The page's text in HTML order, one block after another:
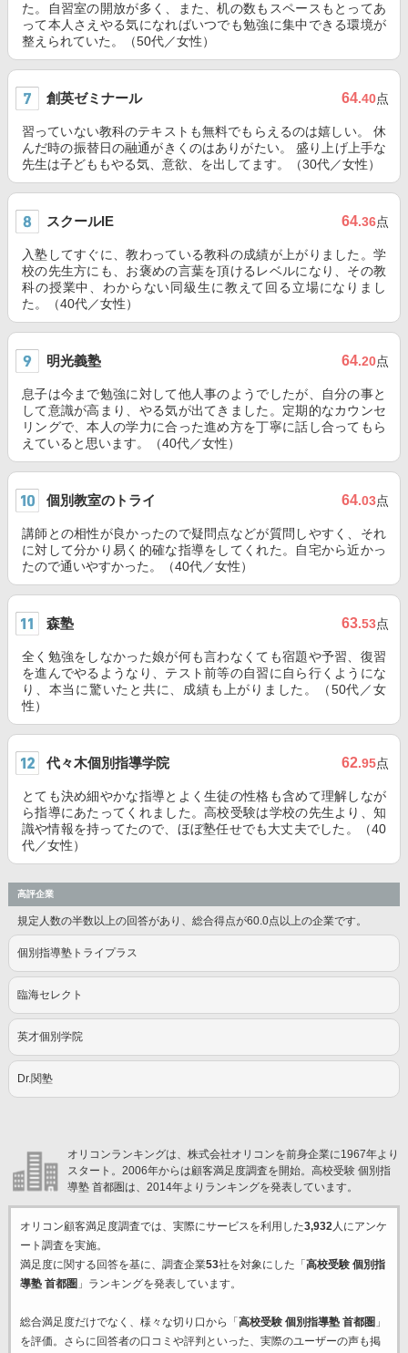
た。自習室の開放が多く、また、机の数もスペースもとってあ
って本人さえやる気になればいつでも勉強に集中できる環境が
整えられていた。（50代／女性）
創英ゼミナール 64.40点
習っていない教科のテキストも無料でもらえるのは嬉しい。 休
んだ時の振替日の融通がきくのはありがたい。 盛り上げ上手な
先生は子どももやる気、意欲、を出してます。（30代／女性）
スクールIE 64.36点
入塾してすぐに、教わっている教科の成績が上がりました。学
校の先生方にも、お褒めの言葉を頂けるレベルになり、その教
科の授業中、わからない同級生に教えて回る立場になりまし
た。（40代／女性）
明光義塾 64.20点
息子は今まで勉強に対して他人事のようでしたが、自分の事と
して意識が高まり、やる気が出てきました。定期的なカウンセ
リングで、本人の学力に合った進め方を丁寧に話し合ってもら
えていると思います。（40代／女性）
個別教室のトライ 64.03点
講師との相性が良かったので疑問点などが質問しやすく、それ
に対して分かり易く的確な指導をしてくれた。自宅から近かっ
たので通いやすかった。（40代／女性）
森塾 63.53点
全く勉強をしなかった娘が何も言わなくても宿題や予習、復習
を進んでやるようなり、テスト前等の自習に自ら行くようにな
り、本当に驚いたと共に、成績も上がりました。（50代／女
性）
代々木個別指導学院 62.95点
とても決め細やかな指導とよく生徒の性格も含めて理解しなが
ら指導にあたってくれました。高校受験は学校の先生より、知
識や情報を持ってたので、ほぼ塾任せでも大丈夫でした。（40
代／女性）
高評企業
規定人数の半数以上の回答があり、総合得点が60.0点以上の企業です。
個別指導塾トライプラス
臨海セレクト
英才個別学院
Dr.関塾
オリコンランキングは、株式会社オリコンを前身企業に1967年より
スタート。2006年からは顧客満足度調査を開始。高校受験 個別指
導塾 首都圏は、2014年よりランキングを発表しています。
オリコン顧客満足度調査では、実際にサービスを利用した3,932人にアンケ
ート調査を実施。
満足度に関する回答を基に、調査企業53社を対象にした「 高校受験 個別指
導塾 首都圏 」ランキングを発表しています。
総合満足度だけでなく、様々な切り口から「 高校受験 個別指導塾 首都圏 」
を評価。さらに回答者の口コミや評判といった、実際のユーザーの声も掲